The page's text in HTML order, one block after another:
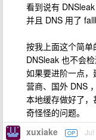
看到说有
并且 DNS 用了
按我上面这个简
DNSleak 也不会检
如果要进阶一点
营商、国外 DNS
本地缓存做好了
奇怪怪的问题。
xuxiake OP Jul